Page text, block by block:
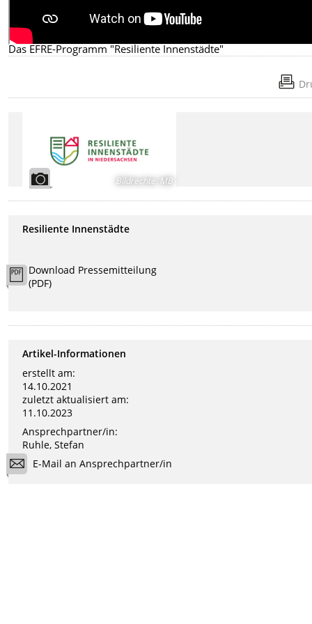
Das EFRE-Programm "Resiliente Innenstädte"
Bildrechte: MB
Resiliente Innenstädte
Download Pressemitteilung
(PDF)
Artikel-Informationen
erstellt am:
14.10.2021
zuletzt aktualisiert am:
11.10.2023
Ansprechpartner/in:
Ruhle, Stefan
E-Mail an Ansprechpartner/in